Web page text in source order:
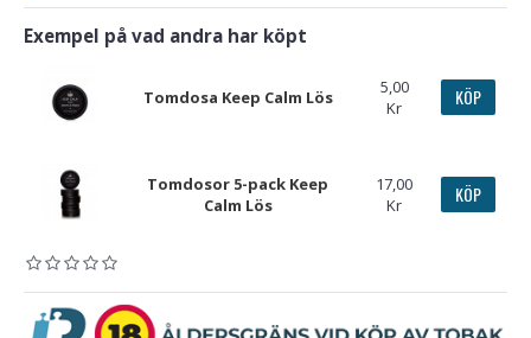
Exempel på vad andra har köpt
Tomdosa Keep Calm Lös
5,00
Kr
KÖP
Tomdosor 5-pack Keep
Calm Lös
17,00
Kr
KÖP